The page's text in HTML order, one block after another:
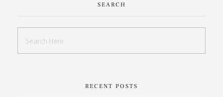
SEARCH
RECENT POSTS